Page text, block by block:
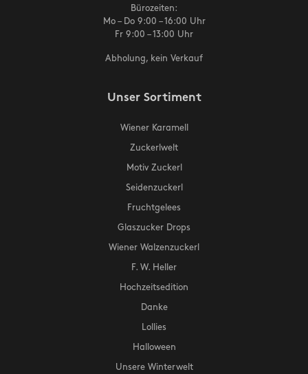
Bürozeiten:
Mo – Do 9:00 – 16:00 Uhr
Fr 9:00 – 13:00 Uhr
Abholung, kein Verkauf
Unser Sortiment
Wiener Karamell
Zuckerlwelt
Motiv Zuckerl
Seidenzuckerl
Fruchtgelees
Glaszucker Drops
Wiener Walzenzuckerl
F. W. Heller
Hochzeitsedition
Danke
Lollies
Halloween
Unsere Winterwelt